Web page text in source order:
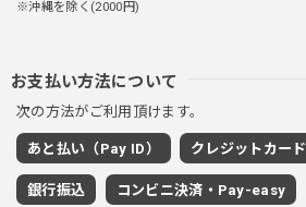
グレー/M
2025/11/28
※沖縄を除く(2000円)
お支払い方法について
次の方法がご利用頂けます。
あと払い（Pay ID） クレジットカード
銀行振込 コンビニ決済・Pay-easy